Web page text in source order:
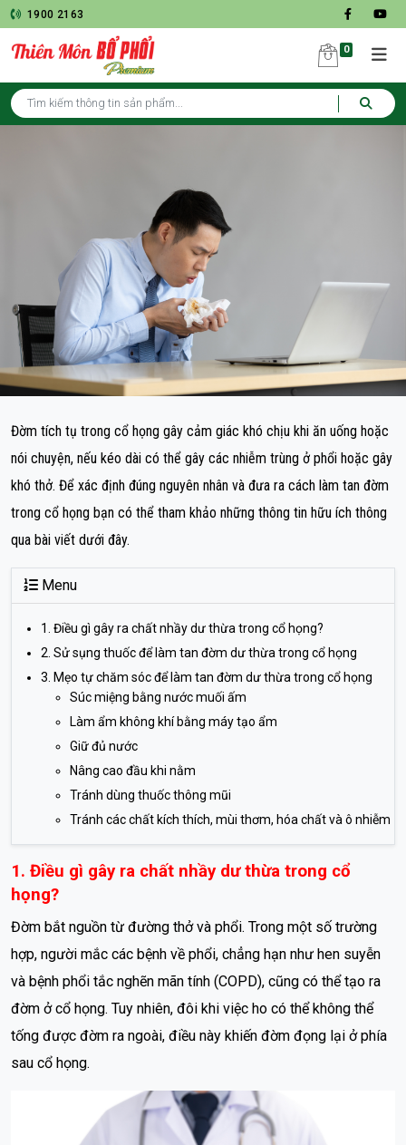
1900 2163
0
Đờm tích tụ trong cổ họng gây cảm giác khó chịu khi ăn uống hoặc
nói chuyện, nếu kéo dài có thể gây các nhiễm trùng ở phổi hoặc gây
khó thở. Để xác định đúng nguyên nhân và đưa ra cách làm tan đờm
trong cổ họng bạn có thể tham khảo những thông tin hữu ích thông
qua bài viết dưới đây.
Menu
1. Điều gì gây ra chất nhầy dư thừa trong cổ họng?
2. Sử sụng thuốc để làm tan đờm dư thừa trong cổ họng
3. Mẹo tự chăm sóc để làm tan đờm dư thừa trong cổ họng
Súc miệng bằng nước muối ấm
Làm ẩm không khí bằng máy tạo ẩm
Giữ đủ nước
Nâng cao đầu khi nằm
Tránh dùng thuốc thông mũi
Tránh các chất kích thích, mùi thơm, hóa chất và ô nhiễm
1. Điều gì gây ra chất nhầy dư thừa trong cổ
họng?
Đờm bắt nguồn từ đường thở và phổi. Trong một số trường
hợp, người mắc các bệnh về phổi, chẳng hạn như hen suyễn
và bệnh phổi tắc nghẽn mãn tính (COPD), cũng có thể tạo ra
đờm ở cổ họng. Tuy nhiên, đôi khi việc ho có thể không thể
tống được đờm ra ngoài, điều này khiến đờm đọng lại ở phía
sau cổ họng.